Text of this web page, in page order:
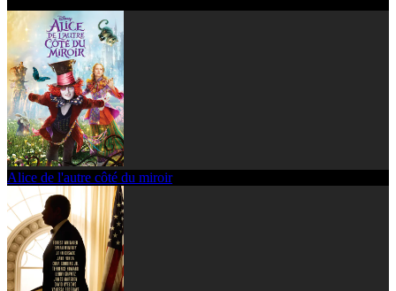
Alice de l'autre côté du miroir